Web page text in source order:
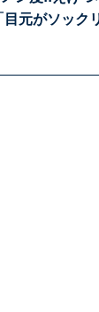
目元がソック